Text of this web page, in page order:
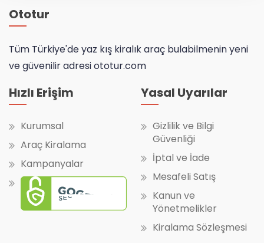
Ototur
Tüm Türkiye'de yaz kış kiralık araç bulabilmenin yeni
ve güvenilir adresi ototur.com
Hızlı Erişim
Kurumsal
Araç Kiralama
Kampanyalar
Yasal Uyarılar
Gizlilik ve Bilgi
Güvenliği
İptal ve İade
Mesafeli Satış
Kanun ve
Yönetmelikler
Kiralama Sözleşmesi